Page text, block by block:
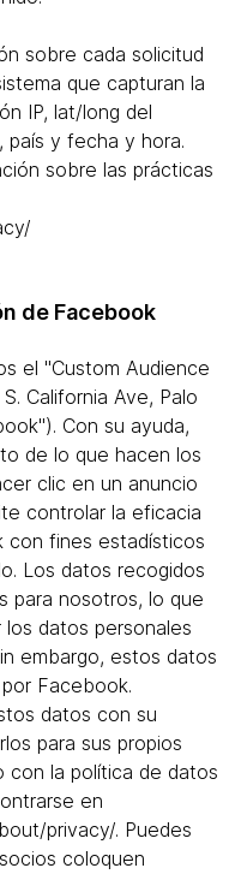
sobre cada solicitud
que capturan la
IP, lat/long del
país y fecha y hora.
sobre las prácticas
de Facebook
el "Custom Audience
California Ave, Palo
Con su ayuda,
de lo que hacen los
clic en un anuncio
controlar la eficacia
con fines estadísticos
Los datos recogidos
para nosotros, lo que
datos personales
embargo, estos datos
Facebook.
datos con su
para sus propios
con la política de datos
en
privacy/. Puedes
coloquen